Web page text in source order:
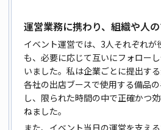
運営業務に携わり、組織や人
イベント運営では、3人それぞれが
も、必要に応じて互いにフォロー
いました。私は企業ごとに提出す
各社の出店ブースで使用する備品
し、限られた時間の中で正確かつ
ねました。